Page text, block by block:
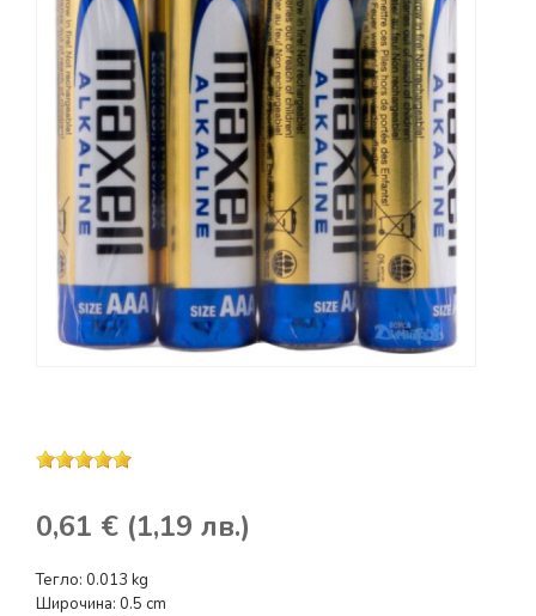
0,61 € (1,19 лв.)
Тегло: 0.013 kg
Широчина: 0.5 cm